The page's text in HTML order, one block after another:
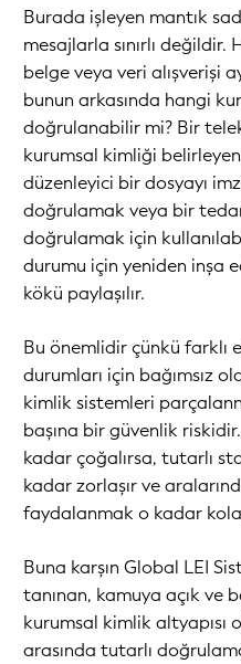
Burada işleyen mantık
mesajlarla sınırlı
belge veya veri alışverişi
bunun arkasında hangi
doğrulanabilir mi? Bir
kurumsal kimliği
düzenleyici bir dosyayı
doğrulamak veya bir
doğrulamak için
durumu için yeniden inşa
kökü paylaşılır.
Bu önemlidir çünkü farklı
durumları için bağımsız
kimlik sistemleri
başına bir güvenlik
kadar çoğalırsa, tutarlı
kadar zorlaşır ve
faydalanmak o kadar
Buna karşın Global LEI
tanınan, kamuya açık ve
kurumsal kimlik altyapısı
arasında tutarlı